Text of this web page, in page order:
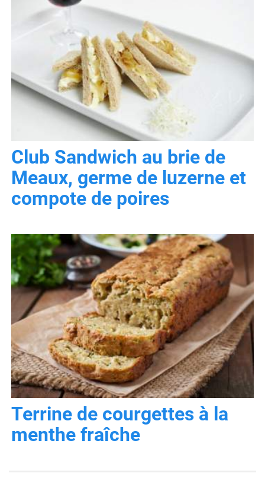
Club Sandwich au brie de
Meaux, germe de luzerne et
compote de poires
Terrine de courgettes à la
menthe fraîche